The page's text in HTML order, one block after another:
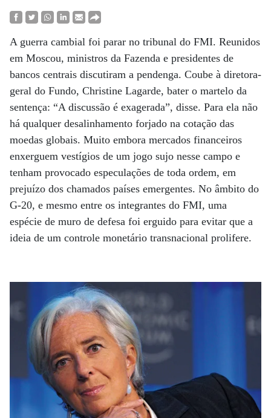
A guerra cambial foi parar no tribunal do FMI. Reunidos
em Moscou, ministros da Fazenda e presidentes de
bancos centrais discutiram a pendenga. Coube à diretora-
geral do Fundo, Christine Lagarde, bater o martelo da
sentença: “A discussão é exagerada”, disse. Para ela não
há qualquer desalinhamento forjado na cotação das
moedas globais. Muito embora mercados financeiros
enxerguem vestígios de um jogo sujo nesse campo e
tenham provocado especulações de toda ordem, em
prejuízo dos chamados países emergentes. No âmbito do
G-20, e mesmo entre os integrantes do FMI, uma
espécie de muro de defesa foi erguido para evitar que a
ideia de um controle monetário transnacional prolifere.